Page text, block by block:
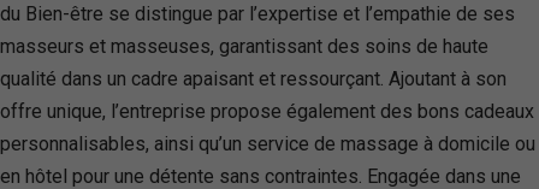
du Bien-être se distingue par l’expertise et l’empathie de ses
masseurs et masseuses, garantissant des soins de haute
qualité dans un cadre apaisant et ressourçant. Ajoutant à son
offre unique, l’entreprise propose également des bons cadeaux
personnalisables, ainsi qu’un service de massage à domicile ou
en hôtel pour une détente sans contraintes. Engagée dans une